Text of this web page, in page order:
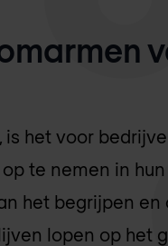
het voor
te nemen in hun
het begrijpen en
lopen op het